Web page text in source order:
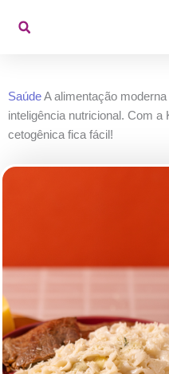
para
SaúdeA alimentação
inteligência nutricional. Com
cetogênica fica fácil!